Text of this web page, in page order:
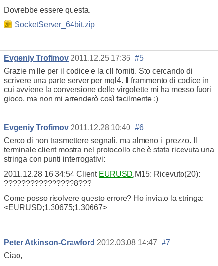
Dovrebbe essere questa.
SocketServer_64bit.zip
Evgeniy Trofimov 2011.12.25 17:36 #5
Grazie mille per il codice e la dll forniti. Sto cercando di
scrivere una parte server per mql4. Il frammento di codice in
cui avviene la conversione delle virgolette mi ha messo fuori
gioco, ma non mi arrenderò così facilmente :)
Evgeniy Trofimov 2011.12.28 10:40 #6
Cerco di non trasmettere segnali, ma almeno il prezzo. Il
terminale client mostra nel protocollo che è stata ricevuta una
stringa con punti interrogativi:
2011.12.28 16:34:54 Client EURUSD,M15: Ricevuto(20):
????????????????8???
Come posso risolvere questo errore? Ho inviato la stringa:
<EURUSD;1.30675;1.30667>
Peter Atkinson-Crawford 2012.03.08 14:47 #7
Ciao,